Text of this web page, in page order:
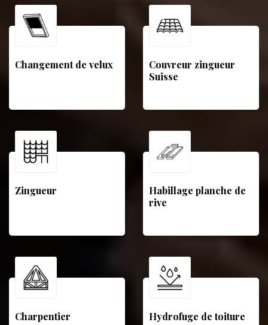
Changement de velux
Couvreur zingueur
Suisse
Zingueur
Habillage planche de
rive
Charpentier Hydrofuge de toiture